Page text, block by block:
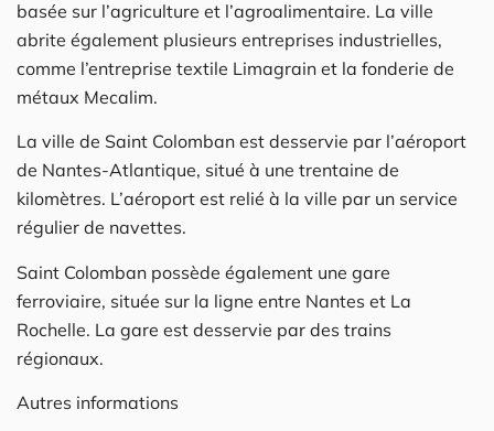
basée sur l’agriculture et l’agroalimentaire. La ville
abrite également plusieurs entreprises industrielles,
comme l’entreprise textile Limagrain et la fonderie de
métaux Mecalim.
La ville de Saint Colomban est desservie par l’aéroport
de Nantes-Atlantique, situé à une trentaine de
kilomètres. L’aéroport est relié à la ville par un service
régulier de navettes.
Saint Colomban possède également une gare
ferroviaire, située sur la ligne entre Nantes et La
Rochelle. La gare est desservie par des trains
régionaux.
Autres informations